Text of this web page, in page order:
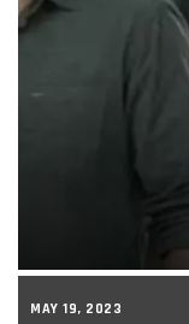
MAY 19, 2023